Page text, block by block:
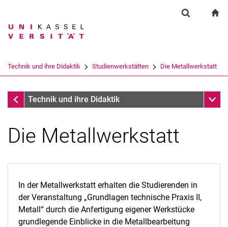
Springe direkt zu: Inhalt
Springe direkt zu: Suche
Springe direkt zu:
Suchbegriff
Suchen (öffnet externen Link in einem
Technik und ihre Didaktik Studienwerkstätten Die Metallwerkstatt
Studienwerkstätten
Technik und ihre Didaktik
Die Metallwerkstatt
In der Metallwerkstatt erhalten die Studierenden in
der Veranstaltung „Grundlagen technische Praxis II,
Metall“ durch die Anfertigung eigener Werkstücke
grundlegende Einblicke in die Metallbearbeitung